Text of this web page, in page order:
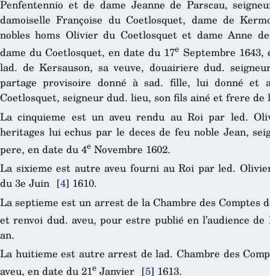
Penfentennio et de dame Jeanne de Parscau,
damoiselle Françoise du Coetlosquet, dame de
nobles homs Olivier du Coetlosquet et dame Anne
dame du Coetlosquet, en date du 17e Septembre
lad. de Kersauson, sa veuve, douairiere dud.
partage provisoire donné à sad. fille, lui donné et
Coetlosquet, seigneur dud. lieu, son fils ainé et frere
La cinquieme est un aveu rendu au Roi par led.
heritages lui echus par le deces de feu noble Jean,
pere, en date du 4e Novembre 1602.
La sixieme est autre aveu fourni au Roi par led.
du 3e Juin [4] 1610.
La septieme est un arrest de la Chambre des
et renvoi dud. aveu, pour estre publié en l’audience
an.
La huitieme est autre arrest de lad. Chambre des
aveu, en date du 21e Janvier [5] 1613.